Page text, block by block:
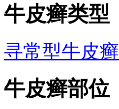
牛皮癣类型
寻常型牛皮癣
牛皮癣部位